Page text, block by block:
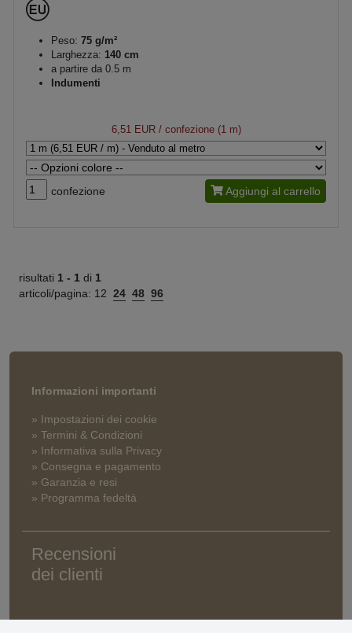
Peso: 75 g/m²
Larghezza: 140 cm
a partire da 0.5 m
Indumenti
6,51 EUR/ confezione (1 m)
confezione Aggiungi al carrello
risultati 1 - 1 di 1
articoli/pagina: 12 24 48 96
Informazioni importanti
» Impostazioni dei cookie
» Termini & Condizioni
» Informativa sulla Privacy
» Consegna e pagamento
» Garanzia e resi
» Programma fedeltà
Recensioni
dei clienti